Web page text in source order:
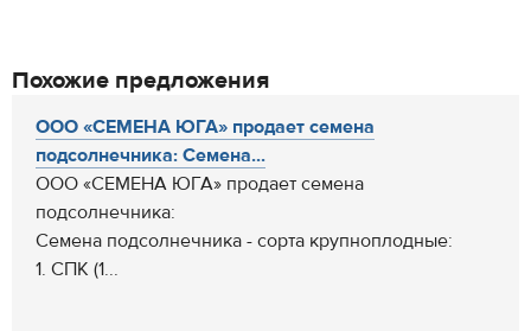
Похожие предложения
ООО «СЕМЕНА ЮГА» продает семена
подсолнечника: Семена...
ООО «СЕМЕНА ЮГА» продает семена
подсолнечника:
Семена подсолнечника - сорта крупноплодные:
1. СПК (1...